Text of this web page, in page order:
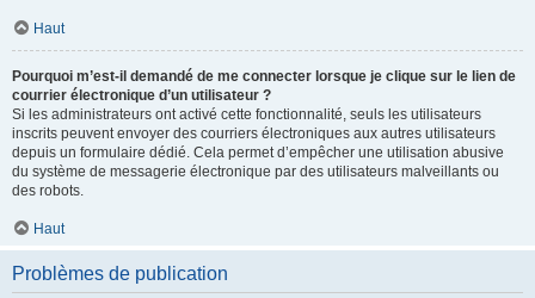
Haut
Pourquoi m’est-il demandé de me connecter lorsque je clique sur le lien de
courrier électronique d’un utilisateur ?
Si les administrateurs ont activé cette fonctionnalité, seuls les utilisateurs
inscrits peuvent envoyer des courriers électroniques aux autres utilisateurs
depuis un formulaire dédié. Cela permet d’empêcher une utilisation abusive
du système de messagerie électronique par des utilisateurs malveillants ou
des robots.
Haut
Problèmes de publication